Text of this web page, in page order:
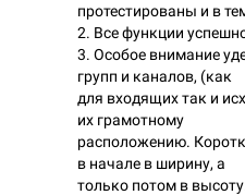
протестированы и в
2. Все функции
3. Особое внимание
групп и каналов, (как
для входящих так и
их грамотному
расположению.
в начале в ширину, а
только потом в